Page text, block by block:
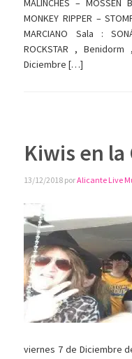
MALINCHES – MOSSÉN
MONKEY RIPPER –
MARCIANO Sala :
ROCKSTAR ,
Diciembre […]
Kiwis en
13/12/2018 porAlicante Live
viernes 7 de Diciembre